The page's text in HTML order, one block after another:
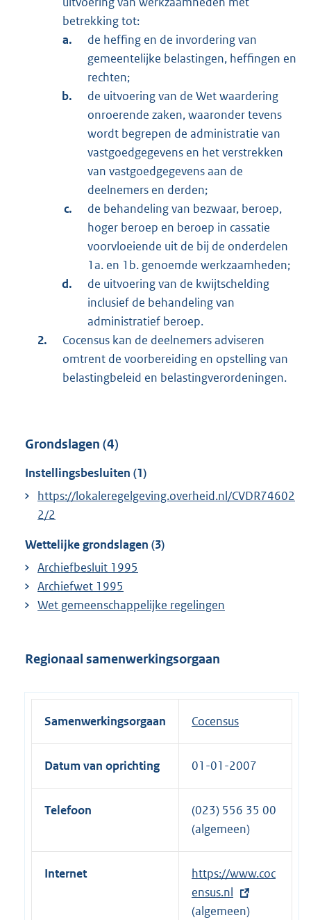
betrekking tot:
de heffing en de invordering van
gemeentelijke belastingen, heffingen en
rechten;
de uitvoering van de Wet waardering
onroerende zaken, waaronder tevens
wordt begrepen de administratie van
vastgoedgegevens en het verstrekken
van vastgoedgegevens aan de
deelnemers en derden;
de behandeling van bezwaar, beroep,
hoger beroep en beroep in cassatie
voorvloeiende uit de bij de onderdelen
1a. en 1b. genoemde werkzaamheden;
de uitvoering van de kwijtschelding
inclusief de behandeling van
administratief beroep.
Cocensus kan de deelnemers adviseren
omtrent de voorbereiding en opstelling van
belastingbeleid en belastingverordeningen.
Grondslagen (4)
Instellingsbesluiten (1)
https://lokaleregelgeving.overheid.nl/CVDR74602
2/2
Wettelijke grondslagen (3)
Archiefbesluit 1995
Archiefwet 1995
Wet gemeenschappelijke regelingen
Regionaal samenwerkingsorgaan
Samenwerkingsorgaan Cocensus
Datum van oprichting 01-01-2007
Telefoon
(023) 556 35 00
(algemeen)
Internet
E
x
t
https://www.coc
ensus.nl
(algemeen)